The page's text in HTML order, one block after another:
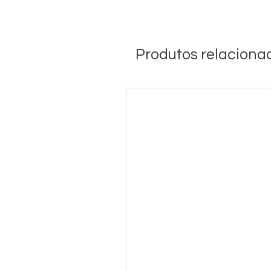
Produtos